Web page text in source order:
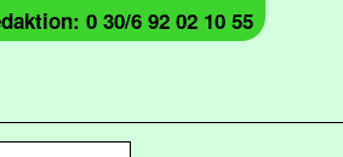
0 30/6 92 02 10 55